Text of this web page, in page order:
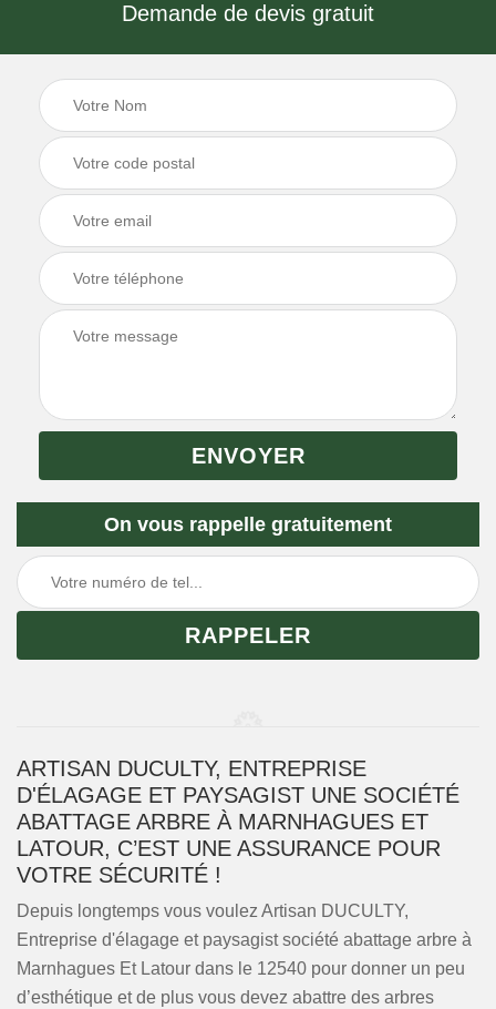
Demande de devis gratuit
On vous rappelle gratuitement
ARTISAN DUCULTY, ENTREPRISE
D'ÉLAGAGE ET PAYSAGIST UNE SOCIÉTÉ
ABATTAGE ARBRE À MARNHAGUES ET
LATOUR, C’EST UNE ASSURANCE POUR
VOTRE SÉCURITÉ !
Depuis longtemps vous voulez Artisan DUCULTY,
Entreprise d'élagage et paysagist société abattage arbre à
Marnhagues Et Latour dans le 12540 pour donner un peu
d’esthétique et de plus vous devez abattre des arbres